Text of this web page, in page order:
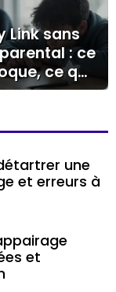
Link sans
: ce
ce qui
et ce qui
une
et erreurs à
et